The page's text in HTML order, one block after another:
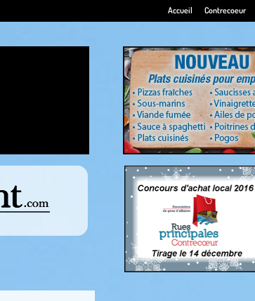
Accueil Contrecoeur